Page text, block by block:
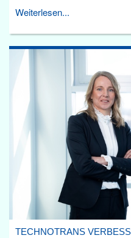
Weiterlesen...
TECHNOTRANS